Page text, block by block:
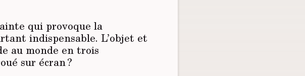
qui provoque la
indispensable. L’objet et
au monde en trois
sur écran ?